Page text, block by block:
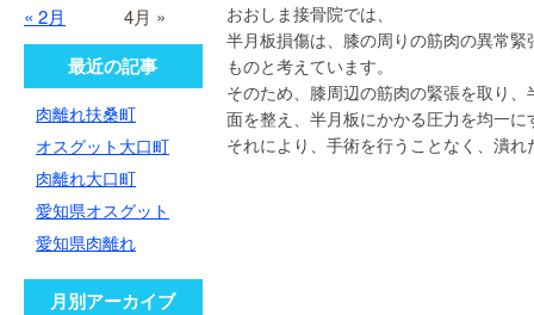
おおしま接骨院では、
半月板損傷は、膝の周りの筋肉の異常
ものと考えています。
そのため、膝周辺の筋肉の緊張を取り
面を整え、半月板にかかる圧力を均一
それにより、手術を行うことなく、潰
« 2月 4月 »
最近の記事
肉離れ扶桑町
オスグット大口町
肉離れ大口町
愛知県オスグット
愛知県肉離れ
月別アーカイブ